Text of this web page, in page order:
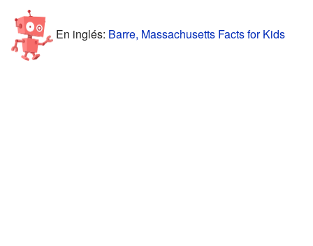
En inglés: Barre, Massachusetts Facts for Kids